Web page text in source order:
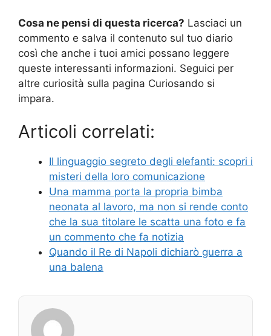
Cosa ne pensi di questa ricerca? Lasciaci un
commento e salva il contenuto sul tuo diario
così che anche i tuoi amici possano leggere
queste interessanti informazioni. Seguici per
altre curiosità sulla pagina Curiosando si
impara.
Articoli correlati:
Il linguaggio segreto degli elefanti: scopri i
misteri della loro comunicazione
Una mamma porta la propria bimba
neonata al lavoro, ma non si rende conto
che la sua titolare le scatta una foto e fa
un commento che fa notizia
Quando il Re di Napoli dichiarò guerra a
una balena